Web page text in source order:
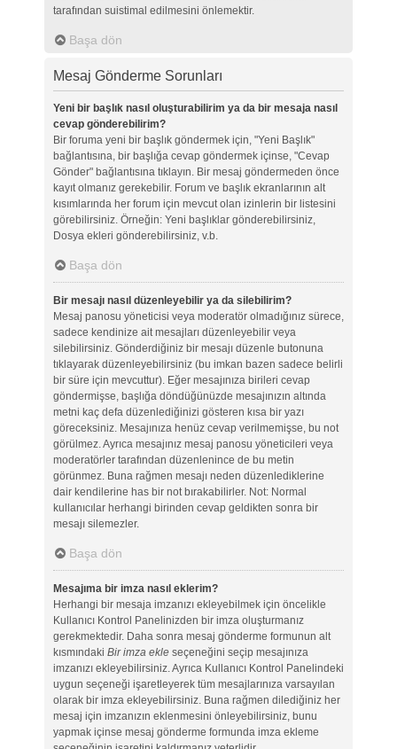
tarafından suistimal edilmesini önlemektir.
Başa dön
Mesaj Gönderme Sorunları
Yeni bir başlık nasıl oluşturabilirim ya da bir mesaja nasıl
cevap gönderebilirim?
Bir foruma yeni bir başlık göndermek için, "Yeni Başlık"
bağlantısına, bir başlığa cevap göndermek içinse, "Cevap
Gönder" bağlantısına tıklayın. Bir mesaj göndermeden önce
kayıt olmanız gerekebilir. Forum ve başlık ekranlarının alt
kısımlarında her forum için mevcut olan izinlerin bir listesini
görebilirsiniz. Örneğin: Yeni başlıklar gönderebilirsiniz,
Dosya ekleri gönderebilirsiniz, v.b.
Başa dön
Bir mesajı nasıl düzenleyebilir ya da silebilirim?
Mesaj panosu yöneticisi veya moderatör olmadığınız sürece,
sadece kendinize ait mesajları düzenleyebilir veya
silebilirsiniz. Gönderdiğiniz bir mesajı düzenle butonuna
tıklayarak düzenleyebilirsiniz (bu imkan bazen sadece belirli
bir süre için mevcuttur). Eğer mesajınıza birileri cevap
göndermişse, başlığa döndüğünüzde mesajınızın altında
metni kaç defa düzenlediğinizi gösteren kısa bir yazı
göreceksiniz. Mesajınıza henüz cevap verilmemişse, bu not
görülmez. Ayrıca mesajınız mesaj panosu yöneticileri veya
moderatörler tarafından düzenlenince de bu metin
görünmez. Buna rağmen mesajı neden düzenlediklerine
dair kendilerine has bir not bırakabilirler. Not: Normal
kullanıcılar herhangi birinden cevap geldikten sonra bir
mesajı silemezler.
Başa dön
Mesajıma bir imza nasıl eklerim?
Herhangi bir mesaja imzanızı ekleyebilmek için öncelikle
Kullanıcı Kontrol Panelinizden bir imza oluşturmanız
gerekmektedir. Daha sonra mesaj gönderme formunun alt
kısmındaki Bir imza ekleseçeneğini seçip mesajınıza
imzanızı ekleyebilirsiniz. Ayrıca Kullanıcı Kontrol Panelindeki
uygun seçeneği işaretleyerek tüm mesajlarınıza varsayılan
olarak bir imza ekleyebilirsiniz. Buna rağmen dilediğiniz her
mesaj için imzanızın eklenmesini önleyebilirsiniz, bunu
yapmak içinse mesaj gönderme formunda imza ekleme